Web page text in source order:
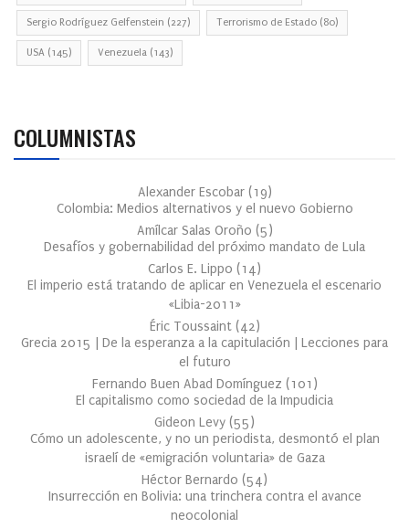
Sergio Rodríguez Gelfenstein (227) Terrorismo de Estado (80)
USA (145) Venezuela (143)
COLUMNISTAS
Alexander Escobar (19)
Colombia: Medios alternativos y el nuevo Gobierno
Amílcar Salas Oroño (5)
Desafíos y gobernabilidad del próximo mandato de Lula
Carlos E. Lippo (14)
El imperio está tratando de aplicar en Venezuela el escenario
«Libia-2011»
Éric Toussaint (42)
Grecia 2015 | De la esperanza a la capitulación | Lecciones para
el futuro
Fernando Buen Abad Domínguez (101 )
El capitalismo como sociedad de la Impudicia
Gideon Levy (55)
Cómo un adolescente, y no un periodista, desmontó el plan
israelí de «emigración voluntaria» de Gaza
Héctor Bernardo (54)
Insurrección en Bolivia: una trinchera contra el avance
neocolonial